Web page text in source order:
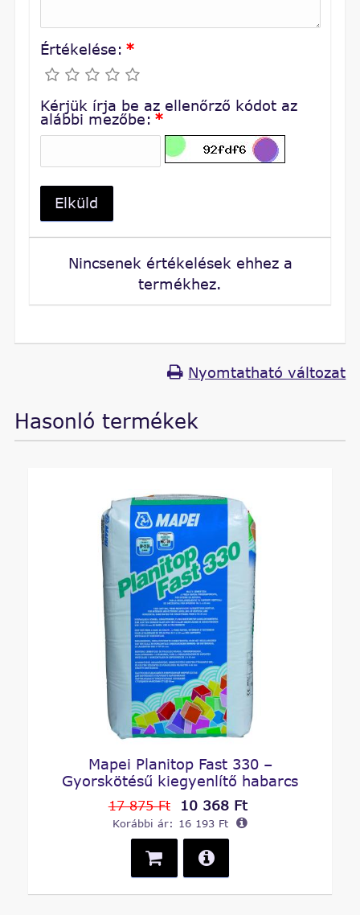
Értékelése: *
Kérjük írja be az ellenőrző kódot az
alábbi mezőbe: *
Elküld
Nincsenek értékelések ehhez a
termékhez.
Nyomtatható változat
Hasonló termékek
Mapei Planitop Fast 330 –
Gyorskötésű kiegyenlítő habarcs
17 875 Ft 10 368 Ft
Korábbi ár: 16 193 Ft